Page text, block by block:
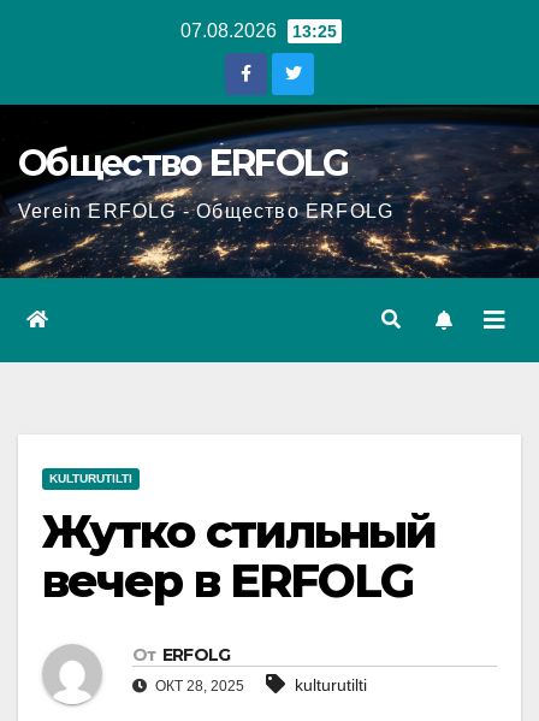
07.08.2026 13:25
Общество ERFOLG
Verein ERFOLG - Общество ERFOLG
KULTURUTILTI
Жутко стильный
вечер в ERFOLG
От ERFOLG
ОКТ 28, 2025 kulturutilti